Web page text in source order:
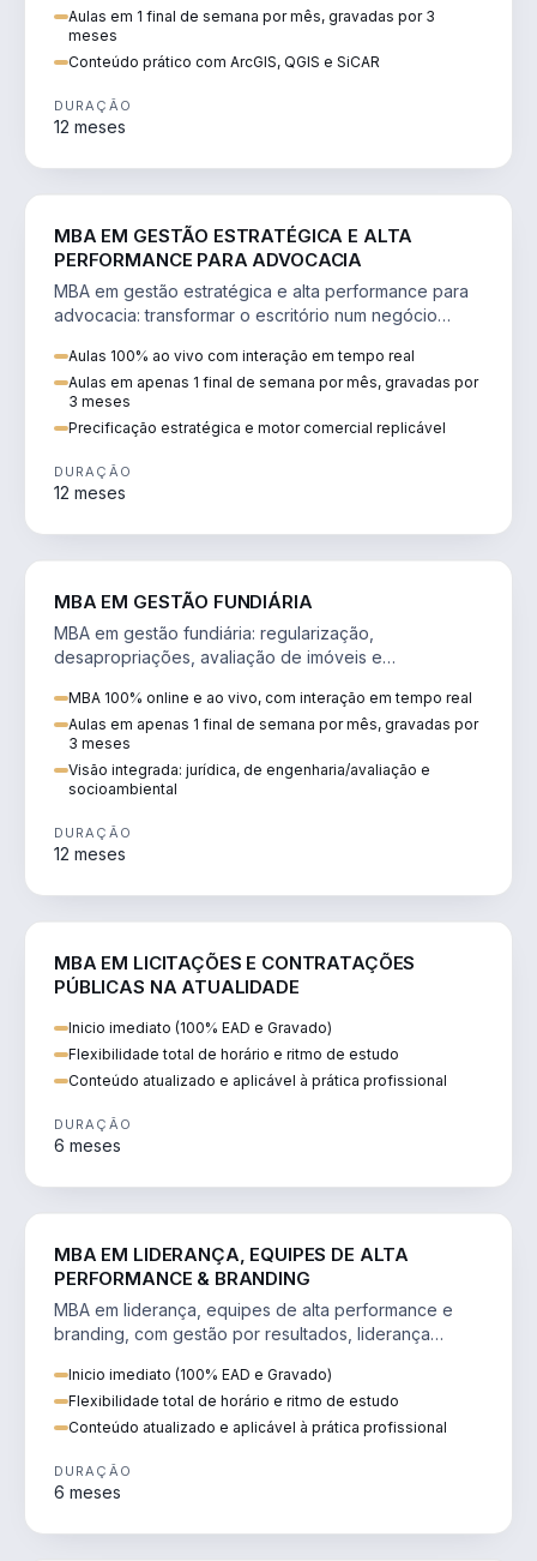
Aulas em 1 final de semana por mês, gravadas por 3
meses
Conteúdo prático com ArcGIS, QGIS e SiCAR
DURAÇÃO
12 meses
MBA EM GESTÃO ESTRATÉGICA E ALTA
PERFORMANCE PARA ADVOCACIA
MBA em gestão estratégica e alta performance para
advocacia: transformar o escritório num negócio
Aulas 100% ao vivo com interação em tempo real
Aulas em apenas 1 final de semana por mês, gravadas por
3 meses
Precificação estratégica e motor comercial replicável
DURAÇÃO
12 meses
MBA EM GESTÃO FUNDIÁRIA
MBA em gestão fundiária: regularização,
desapropriações, avaliação de imóveis e
MBA 100% online e ao vivo, com interação em tempo real
Aulas em apenas 1 final de semana por mês, gravadas por
3 meses
Visão integrada: jurídica, de engenharia/avaliação e
socioambiental
DURAÇÃO
12 meses
MBA EM LICITAÇÕES E CONTRATAÇÕES
PÚBLICAS NA ATUALIDADE
Inicio imediato (100% EAD e Gravado)
Flexibilidade total de horário e ritmo de estudo
Conteúdo atualizado e aplicável à prática profissional
DURAÇÃO
6 meses
MBA EM LIDERANÇA, EQUIPES DE ALTA
PERFORMANCE & BRANDING
MBA em liderança, equipes de alta performance e
branding, com gestão por resultados, liderança
Inicio imediato (100% EAD e Gravado)
Flexibilidade total de horário e ritmo de estudo
Conteúdo atualizado e aplicável à prática profissional
DURAÇÃO
6 meses